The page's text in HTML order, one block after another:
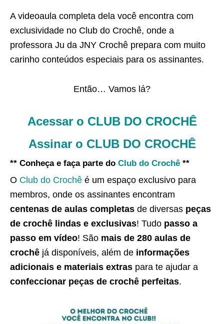
A videoaula completa dela você encontra com
exclusividade no Club do Crochê, onde a
professora Ju da JNY Crochê prepara com muito
carinho conteúdos especiais para os assinantes.
Então… Vamos lá?
Acessar o CLUB DO CROCHÊ
Assinar o CLUB DO CROCHÊ
** Conheça e faça parte do Club do Crochê **
O Club do Crochê é um espaço exclusivo para
membros, onde os assinantes encontram
centenas de aulas completas de diversas peças
de crochê lindas e exclusivas! Tudo passo a
passo em vídeo! São mais de 280 aulas de
crochê já disponíveis, além de informações
adicionais e materiais extras para te ajudar a
confeccionar peças de crochê perfeitas.